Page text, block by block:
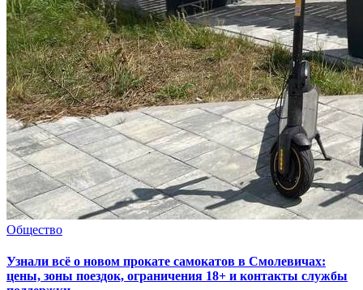
Общество
Узнали всё о новом прокате самокатов в Смолевичах:
цены, зоны поездок, ограничения 18+ и контакты службы